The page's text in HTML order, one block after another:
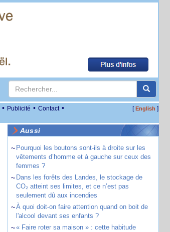
• Publicité • Contact • [English ]
Aussi
~ Pourquoi les boutons sont-ils à droite sur les
vêtements d’homme et à gauche sur ceux des
femmes ?
~ Dans les forêts des Landes, le stockage de
CO₂ atteint ses limites, et ce n’est pas
seulement dû aux incendies
~À quoi doit-on faire attention quand on boit de
l'alcool devant ses enfants ?
~« Faire roter sa maison » : cette habitude